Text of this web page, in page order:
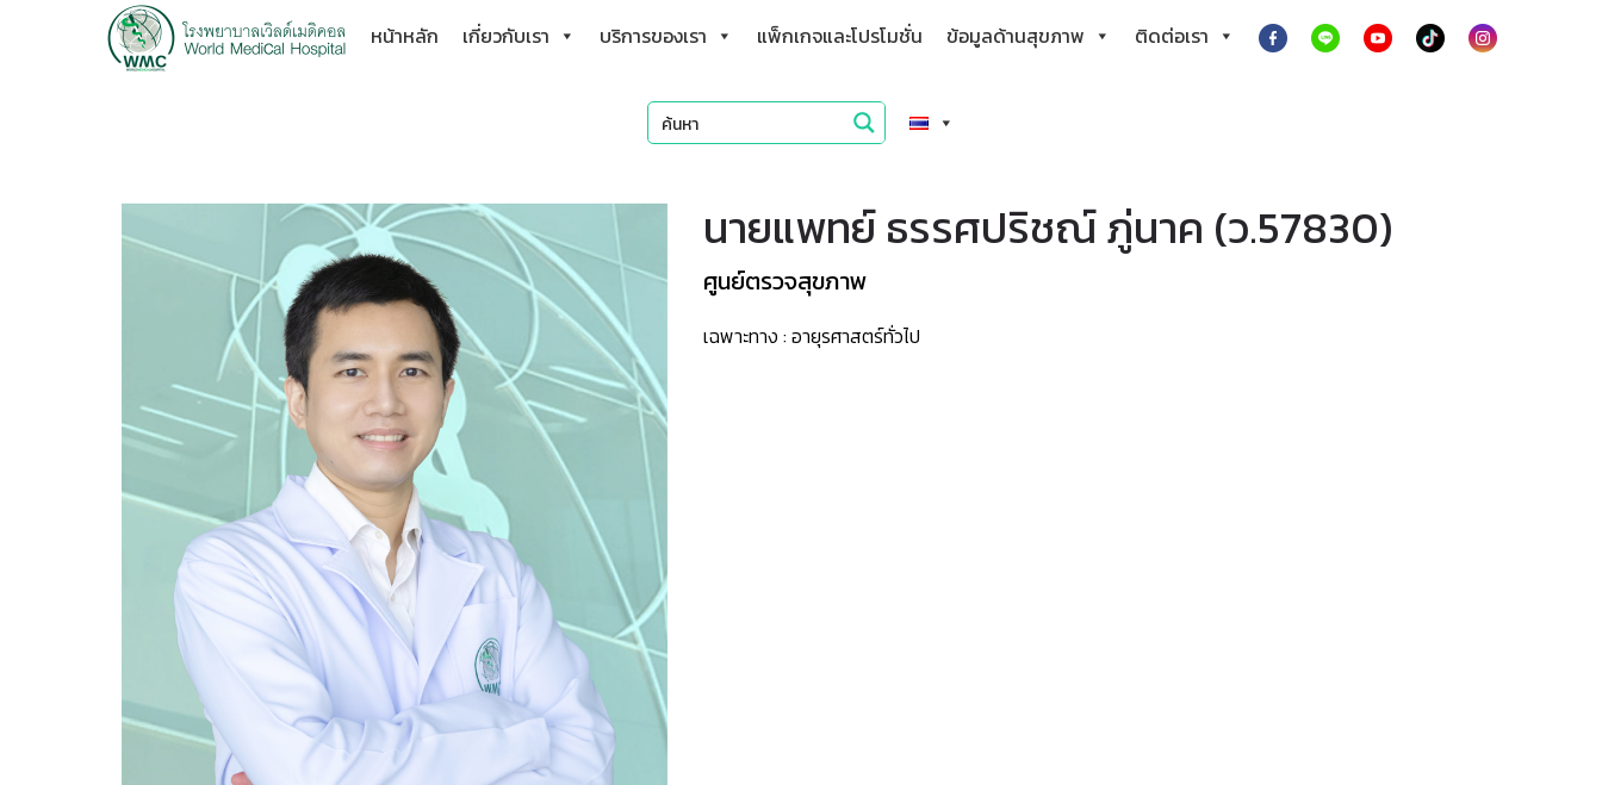
หน้าหลัก เกี่ยวกับเรา บริการของเรา แพ็กเกจและโปรโมชั่น ข้อมูลด้านสุขภาพ ติดต่อเรา
นายแพทย์ ธรรศปริชณ์ ภู่นาค (ว.57830)
ศูนย์ตรวจสุขภาพ
เฉพาะทาง : อายุรศาสตร์ทั่วไป